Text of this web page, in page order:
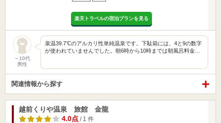
楽天トラベルの宿泊プランを見る
～10代
男性
泉温39.7℃のアルカリ性単純温泉です。下駄箱には、4と9の数字
が使われていませんでした。朝6時から10時までは朝風呂料金…
関連情報から探す
越前くりや温泉 旅館 金龍
4.0点 / 1 件